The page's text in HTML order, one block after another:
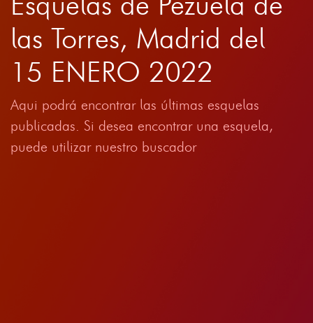
las Torres, Madrid del
15 ENERO 2022
Aqui podrá encontrar las últimas esquelas
publicadas. Si desea encontrar una esquela,
puede utilizar nuestro buscador